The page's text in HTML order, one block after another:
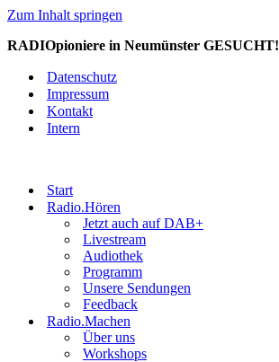
Zum Inhalt springen
RADIOpioniere in Neumünster GESUCHT!
Datenschutz
Impressum
Kontakt
Intern
Start
Radio.Hören
Jetzt auch auf DAB+
Livestream
Audiothek
Programm
Unsere Sendungen
Feedback
Radio.Machen
Über uns
Workshops